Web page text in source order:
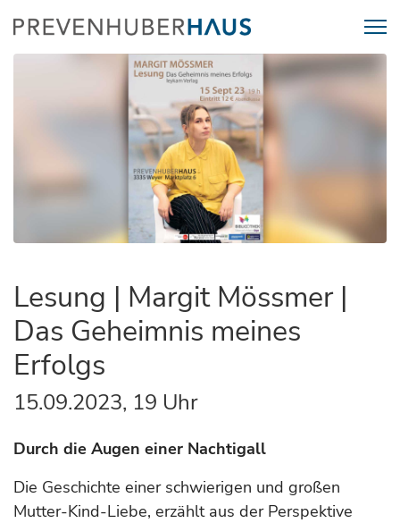
Lesung | Margit Mössmer |
Das Geheimnis meines
Erfolgs
15.09.2023, 19 Uhr
Durch die Augen einer Nachtigall
Die Geschichte einer schwierigen und großen
Mutter-Kind-Liebe, erzählt aus der Perspektive